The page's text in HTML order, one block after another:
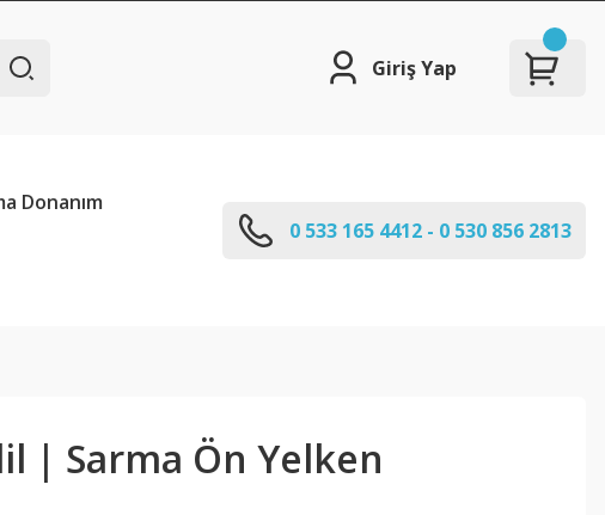
Giriş Yap
Donanım
0 533 165 4412 - 0 530 856 2813
| Sarma Ön Yelken